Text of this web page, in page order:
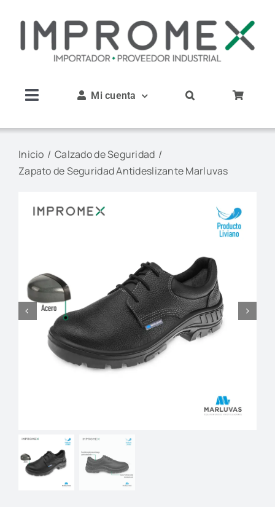
Toggle
Nosotros
Productos
Blog
Contactos
Mi cuenta
Inicio
Calzado de Seguridad
Zapato de Seguridad Antideslizante Marluvas